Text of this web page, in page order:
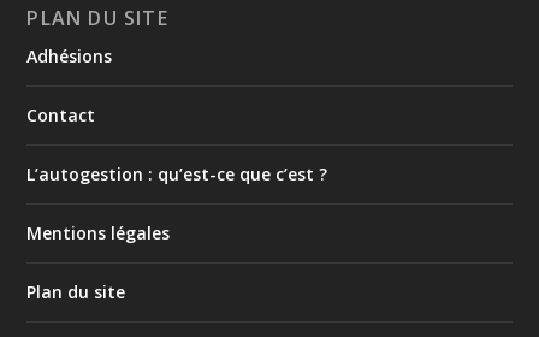
PLAN DU SITE
Adhésions
Contact
L’autogestion : qu’est-ce que c’est ?
Mentions légales
Plan du site